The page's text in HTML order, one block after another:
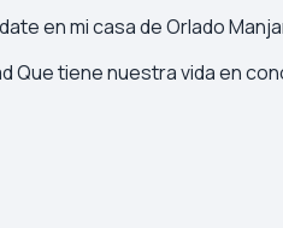
en mi casa de Orlado
Que tiene nuestra vida en